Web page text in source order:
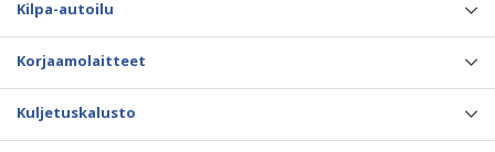
Kilpa-autoilu
Korjaamolaitteet
Kuljetuskalusto